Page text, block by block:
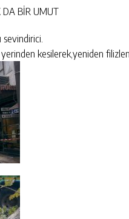
DA BİR UMUT
sevindirici.
kesilerek,yeniden